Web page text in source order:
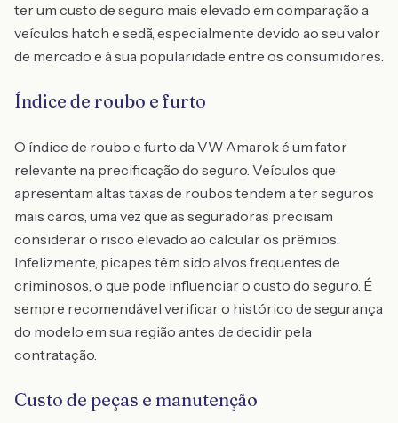
ter um custo de seguro mais elevado em comparação a
veículos hatch e sedã, especialmente devido ao seu valor
de mercado e à sua popularidade entre os consumidores.
Índice de roubo e furto
O índice de roubo e furto da VW Amarok é um fator
relevante na precificação do seguro. Veículos que
apresentam altas taxas de roubos tendem a ter seguros
mais caros, uma vez que as seguradoras precisam
considerar o risco elevado ao calcular os prêmios.
Infelizmente, picapes têm sido alvos frequentes de
criminosos, o que pode influenciar o custo do seguro. É
sempre recomendável verificar o histórico de segurança
do modelo em sua região antes de decidir pela
contratação.
Custo de peças e manutenção